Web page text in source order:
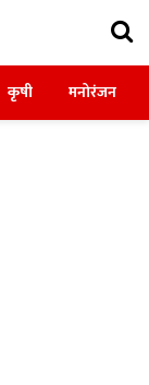
कृषी मनोरंजन